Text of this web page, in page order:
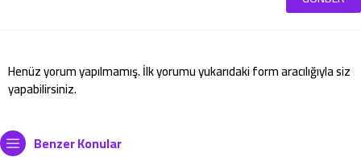
Henüz yorum yapılmamış. İlk yorumu yukarıdaki form aracılığıyla siz
yapabilirsiniz.
Benzer Konular